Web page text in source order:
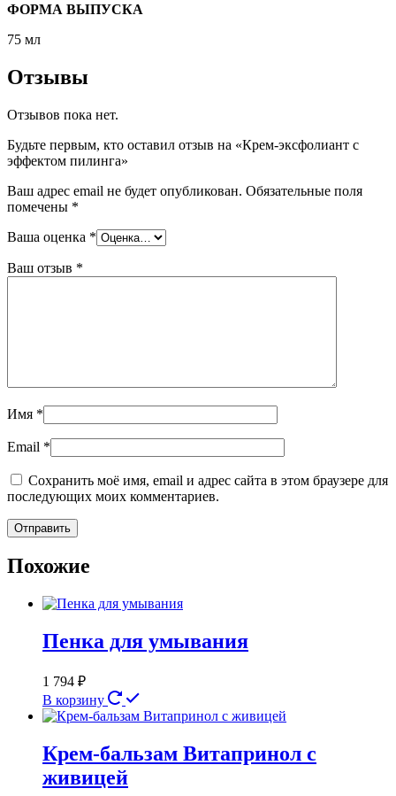
ФОРМА ВЫПУСКА
75 мл
Отзывы
Отзывов пока нет.
Будьте первым, кто оставил отзыв на «Крем-эксфолиант с
эффектом пилинга»
Ваш адрес email не будет опубликован. Обязательные поля
помечены *
Ваша оценка *
Ваш отзыв *
Имя *
Email *
Сохранить моё имя, email и адрес сайта в этом браузере для
последующих моих комментариев.
Похожие
Пенка для умывания
1 794 ₽
В корзину
Крем-бальзам Витапринол с
живицей